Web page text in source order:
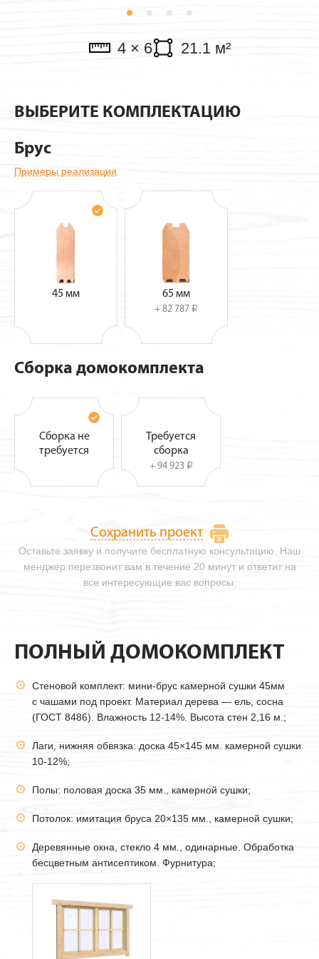
4 × 6 21.1 м²
ВЫБЕРИТЕ КОМПЛЕКТАЦИЮ
Брус
Примеры реализации
45 мм 65 мм
+ 82 787 i
Сборка домокомплекта
Сборка не
требуется
Требуется
сборка
+ 94 923 i
Оставьте заявку и получите бесплатную консультацию. Наш
менджер перезвонит вам в течение 20 минут и ответит на
все интересующие вас вопросы.
Сохранить проект
ПОЛНЫЙ ДОМОКОМПЛЕКТ
Стеновой комплект: мини-брус камерной сушки 45мм
с чашами под проект. Материал дерева — ель, сосна
(ГОСТ 8486). Влажность 12-14%. Высота стен 2,16 м.;
Лаги, нижняя обвязка: доска 45×145 мм. камерной сушки
10-12%;
Полы: половая доска 35 мм., камерной сушки;
Потолок: имитация бруса 20×135 мм., камерной сушки;
Деревянные окна, стекло 4 мм., одинарные. Обработка
бесцветным антисептиком. Фурнитура;